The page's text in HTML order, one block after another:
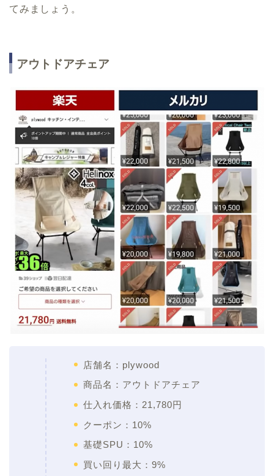
てみましょう。
アウトドアチェア
店舗名：plywood
商品名：アウトドアチェア
仕入れ価格：21,780円
クーポン：10%
基礎SPU：10%
買い回り最大：9%